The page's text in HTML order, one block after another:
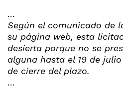
…
Según el comunicado de
su página web, esta
desierta porque no se
alguna hasta el 19 de
de cierre del plazo.
…